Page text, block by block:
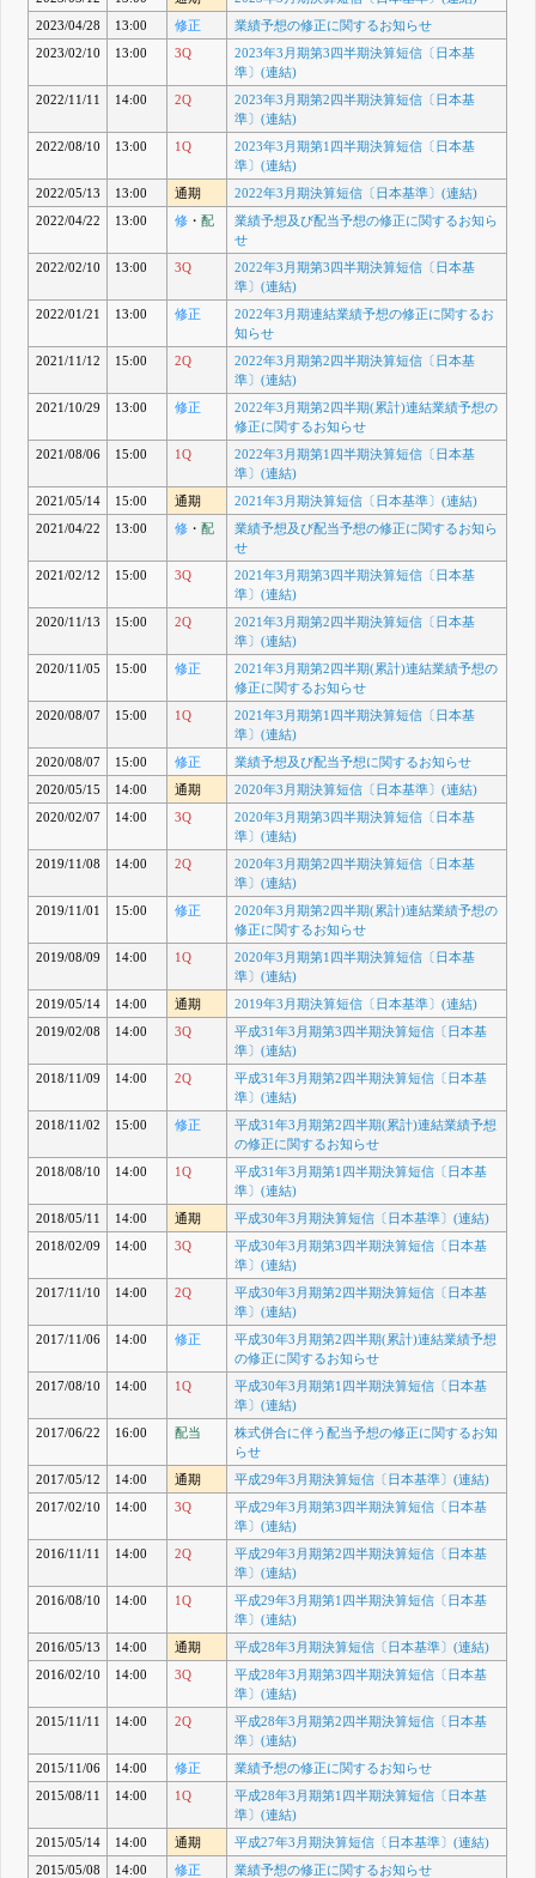
2023/04/28
13:00 修正
業績予想の修正に関するお知らせ
2023/02/10
13:00 3Q
2023年3月期第3四半期決算短信〔日本基
準〕(連結)
2022/11/11
14:00 2Q
2023年3月期第2四半期決算短信〔日本基
準〕(連結)
2022/08/10
13:00 1Q
2023年3月期第1四半期決算短信〔日本基
準〕(連結)
2022/05/13
13:00 通期
2022年3月期決算短信〔日本基準〕(連結)
2022/04/22
13:00 修・ 配
業績予想及び配当予想の修正に関するお知ら
せ
2022/02/10
13:00 3Q
2022年3月期第3四半期決算短信〔日本基
準〕(連結)
2022/01/21
13:00 修正
2022年3月期連結業績予想の修正に関するお
知らせ
2021/11/12
15:00 2Q
2022年3月期第2四半期決算短信〔日本基
準〕(連結)
2021/10/29
13:00 修正
2022年3月期第2四半期(累計)連結業績予想の
修正に関するお知らせ
2021/08/06
15:00 1Q
2022年3月期第1四半期決算短信〔日本基
準〕(連結)
2021/05/14
15:00 通期
2021年3月期決算短信〔日本基準〕(連結)
2021/04/22
13:00 修・ 配
業績予想及び配当予想の修正に関するお知ら
せ
2021/02/12
15:00 3Q
2021年3月期第3四半期決算短信〔日本基
準〕(連結)
2020/11/13
15:00 2Q
2021年3月期第2四半期決算短信〔日本基
準〕(連結)
2020/11/05
15:00 修正
2021年3月期第2四半期(累計)連結業績予想の
修正に関するお知らせ
2020/08/07
15:00 1Q
2021年3月期第1四半期決算短信〔日本基
準〕(連結)
2020/08/07
15:00 修正
業績予想及び配当予想に関するお知らせ
2020/05/15
14:00 通期
2020年3月期決算短信〔日本基準〕(連結)
2020/02/07
14:00 3Q
2020年3月期第3四半期決算短信〔日本基
準〕(連結)
2019/11/08
14:00 2Q
2020年3月期第2四半期決算短信〔日本基
準〕(連結)
2019/11/01
15:00 修正
2020年3月期第2四半期(累計)連結業績予想の
修正に関するお知らせ
2019/08/09
14:00 1Q
2020年3月期第1四半期決算短信〔日本基
準〕(連結)
2019/05/14
14:00 通期
2019年3月期決算短信〔日本基準〕(連結)
2019/02/08
14:00 3Q
平成31年3月期第3四半期決算短信〔日本基
準〕(連結)
2018/11/09
14:00 2Q
平成31年3月期第2四半期決算短信〔日本基
準〕(連結)
2018/11/02
15:00 修正
平成31年3月期第2四半期(累計)連結業績予想
の修正に関するお知らせ
2018/08/10
14:00 1Q
平成31年3月期第1四半期決算短信〔日本基
準〕(連結)
2018/05/11
14:00 通期
平成30年3月期決算短信〔日本基準〕(連結)
2018/02/09
14:00 3Q
平成30年3月期第3四半期決算短信〔日本基
準〕(連結)
2017/11/10
14:00 2Q
平成30年3月期第2四半期決算短信〔日本基
準〕(連結)
2017/11/06
14:00 修正
平成30年3月期第2四半期(累計)連結業績予想
の修正に関するお知らせ
2017/08/10
14:00 1Q
平成30年3月期第1四半期決算短信〔日本基
準〕(連結)
2017/06/22
16:00 配当
株式併合に伴う配当予想の修正に関するお知
らせ
2017/05/12
14:00 通期
平成29年3月期決算短信〔日本基準〕(連結)
2017/02/10
14:00 3Q
平成29年3月期第3四半期決算短信〔日本基
準〕(連結)
2016/11/11
14:00 2Q
平成29年3月期第2四半期決算短信〔日本基
準〕(連結)
2016/08/10
14:00 1Q
平成29年3月期第1四半期決算短信〔日本基
準〕(連結)
2016/05/13
14:00 通期
平成28年3月期決算短信〔日本基準〕(連結)
2016/02/10
14:00 3Q
平成28年3月期第3四半期決算短信〔日本基
準〕(連結)
2015/11/11
14:00 2Q
平成28年3月期第2四半期決算短信〔日本基
準〕(連結)
2015/11/06
14:00 修正
業績予想の修正に関するお知らせ
2015/08/11
14:00 1Q
平成28年3月期第1四半期決算短信〔日本基
準〕(連結)
2015/05/14
14:00 通期
平成27年3月期決算短信〔日本基準〕(連結)
2015/05/08
14:00 修正
業績予想の修正に関するお知らせ